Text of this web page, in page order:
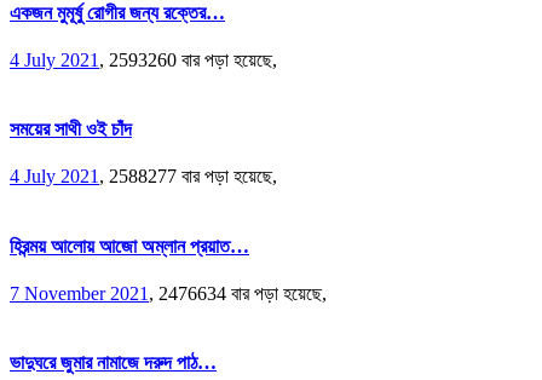
একজন মুমূর্ষু রোগীর জন্য রক্তের…
4 July 2021 , 2593260 বার পড়া হয়েছে,
সময়ের সাথী ওই চাঁদ
4 July 2021, 2588277 বার পড়া হয়েছে,
হিরন্ময় আলোয় আজো অম্লান প্রয়াত…
7 November 2021 , 2476634 বার পড়া হয়েছে,
ভাদুঘরে জুমার নামাজে দরুদ পাঠ…